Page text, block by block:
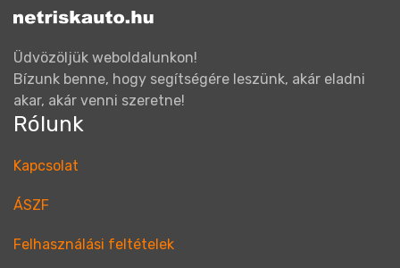
Üdvözöljük weboldalunkon!
Bízunk benne, hogy segítségére leszünk, akár eladni
akar, akár venni szeretne!
Rólunk
Kapcsolat
ÁSZF
Felhasználási feltételek